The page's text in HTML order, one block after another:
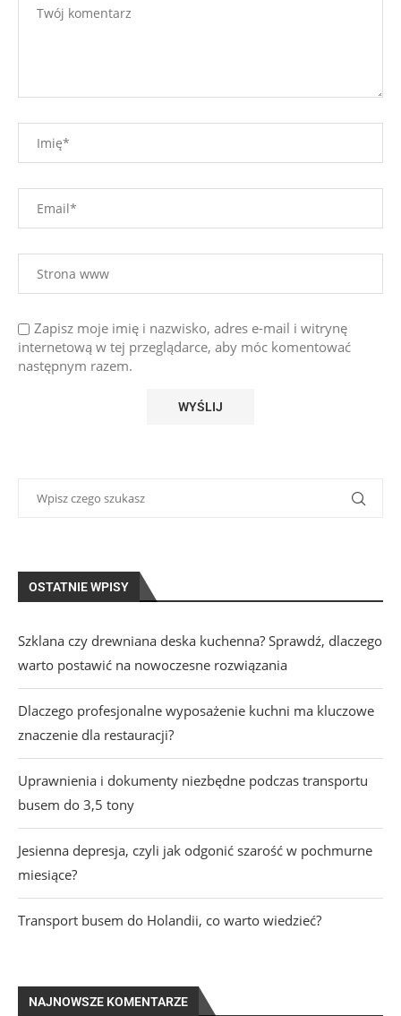
Zapisz moje imię i nazwisko, adres e-mail i witrynę
internetową w tej przeglądarce, aby móc komentować
następnym razem.
OSTATNIE WPISY
Szklana czy drewniana deska kuchenna? Sprawdź, dlaczego
warto postawić na nowoczesne rozwiązania
Dlaczego profesjonalne wyposażenie kuchni ma kluczowe
znaczenie dla restauracji?
Uprawnienia i dokumenty niezbędne podczas transportu
busem do 3,5 tony
Jesienna depresja, czyli jak odgonić szarość w pochmurne
miesiące?
Transport busem do Holandii, co warto wiedzieć?
NAJNOWSZE KOMENTARZE